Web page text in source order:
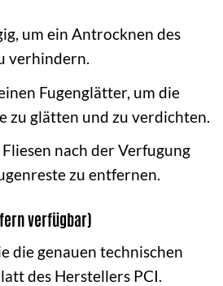
um ein Antrocknen des
verhindern.
Fugenglätter, um die
zu glätten und zu verdichten.
nach der Verfugung
zu entfernen.
verfügbar)
die genauen technischen
des Herstellers PCI.